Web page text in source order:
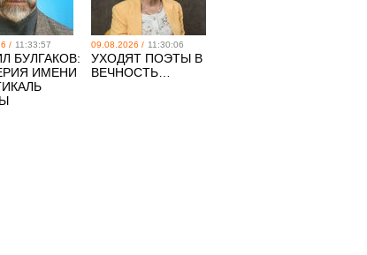
/ 11:33:57
БУЛГАКОВ:
ИМЕНИ
09.08.2026 / 11:30:06
УХОДЯТ ПОЭТЫ В
ВЕЧНОСТЬ…